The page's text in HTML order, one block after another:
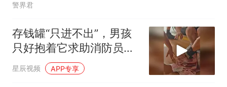
警界君
存钱罐“只进不出”，男孩
只好抱着它求助消防员！
消防员出手破拆，终于解
除“封印”
星辰视频 APP专享